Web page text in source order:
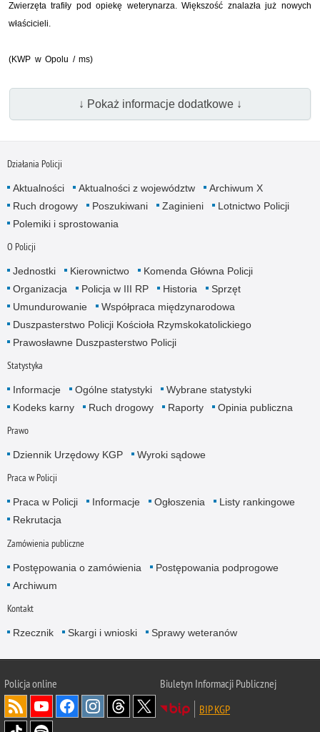
Zwierzęta trafiły pod opiekę weterynarza. Większość znalazła już nowych
właścicieli.
(KWP w Opolu / ms)
↓ Pokaż informacje dodatkowe ↓
Działania Policji
Aktualności Aktualności z województw
Archiwum X
Ruch drogowy
Poszukiwani Zaginieni
Lotnictwo Policji
Polemiki i sprostowania
O Policji
Jednostki Kierownictwo
Komenda Główna Policji
Organizacja
Policja w III RP Historia
Sprzęt
Umundurowanie
Współpraca międzynarodowa
Duszpasterstwo Policji Kościoła Rzymskokatolickiego
Prawosławne Duszpasterstwo Policji
Statystyka
Informacje Ogólne statystyki
Wybrane statystyki
Kodeks karny
Ruch drogowy Raporty Opinia publiczna
Prawo
Dziennik Urzędowy KGP Wyroki sądowe
Praca w Policji
Praca w Policji Informacje Ogłoszenia
Listy rankingowe
Rekrutacja
Zamówienia publiczne
Postępowania o zamówienia
Postępowania podprogowe
Archiwum
Kontakt
Rzecznik Skargi i wnioski Sprawy weteranów
Policjaonline
Biuletyn Informacji Publicznej
BIP KGP